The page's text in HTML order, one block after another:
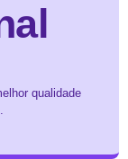
qualidade